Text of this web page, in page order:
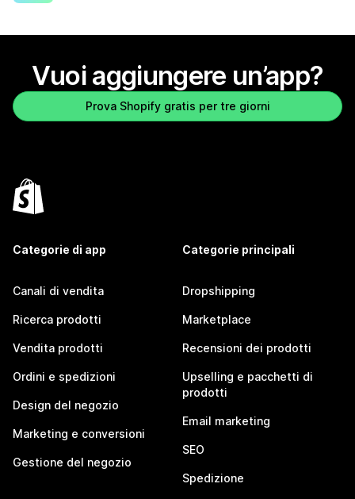
Vuoi aggiungere un’app?
Prova Shopify gratis per tre giorni
Categorie di app
Canali di vendita
Ricerca prodotti
Vendita prodotti
Ordini e spedizioni
Design del negozio
Marketing e conversioni
Gestione del negozio
Categorie principali
Dropshipping
Marketplace
Recensioni dei prodotti
Upselling e pacchetti di
prodotti
Email marketing
SEO
Spedizione